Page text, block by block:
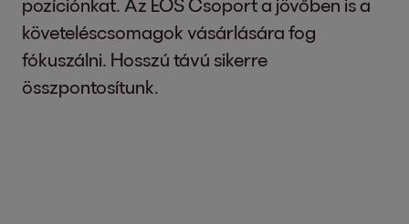
pozíciónkat. Az EOS Csoport a jövőben is a
követeléscsomagok vásárlására fog
fókuszálni. Hosszú távú sikerre
összpontosítunk.